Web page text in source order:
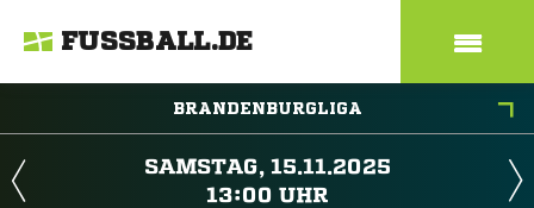
FUSSBALL.DE
BRANDENBURGLIGA
 
 